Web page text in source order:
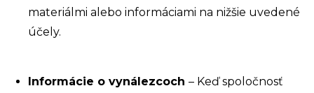
materiálmi alebo informáciami na nižšie uvedené
účely.
Informácie o vynálezcoch – Keď spoločnosť